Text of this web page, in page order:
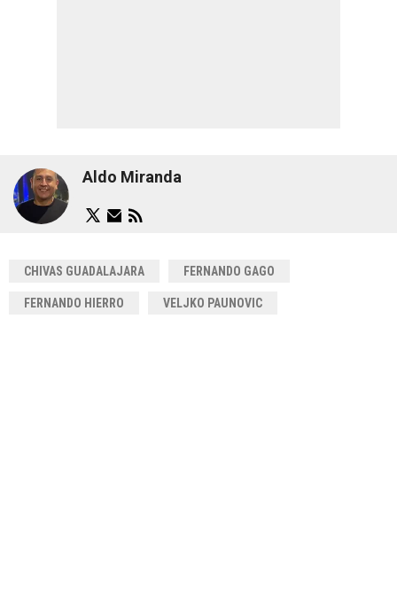
Aldo Miranda
CHIVAS GUADALAJARA FERNANDO GAGO
FERNANDO HIERRO VELJKO PAUNOVIC